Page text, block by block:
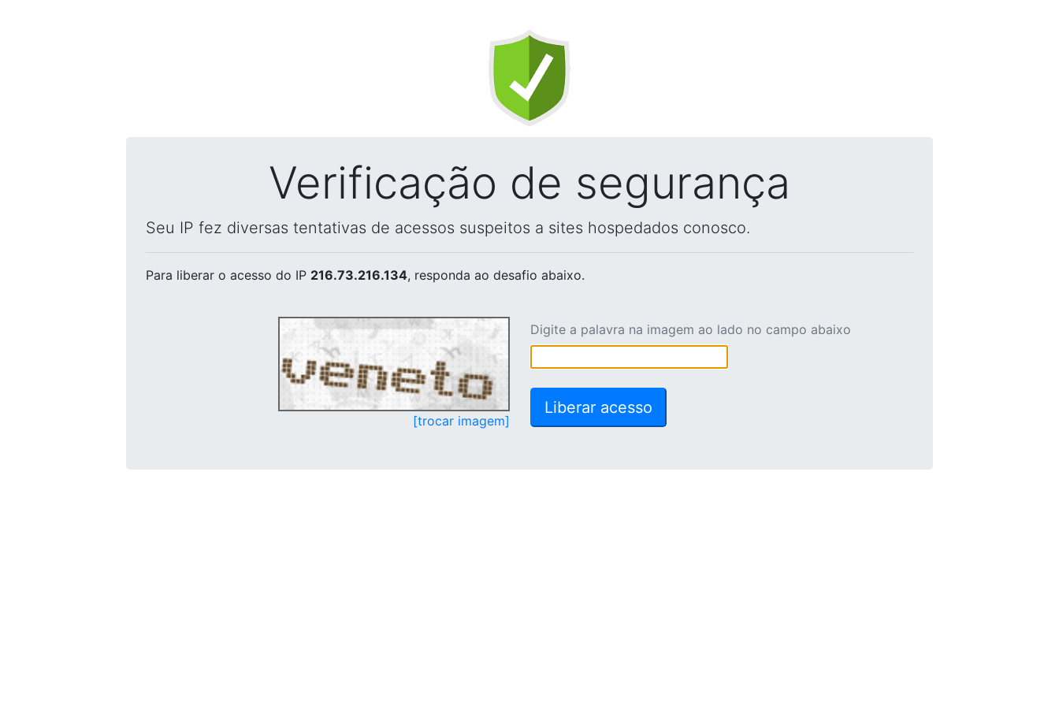
Verificação de segurança
Seu IP fez diversas tentativas de acessos suspeitos a sites hospedados conosco.
Para liberar o acesso do IP 216.73.216.134, responda ao desafio abaixo.
[trocar imagem]
Digite a palavra na imagem ao lado no campo abaixo